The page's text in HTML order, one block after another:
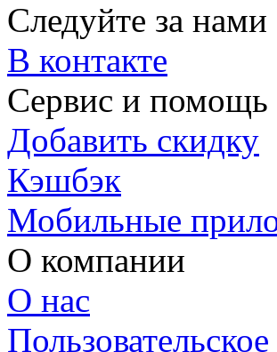
Следуйте за нами
В контакте
Сервис и помощь
Добавить скидку
Кэшбэк
Мобильные
О компании
О нас